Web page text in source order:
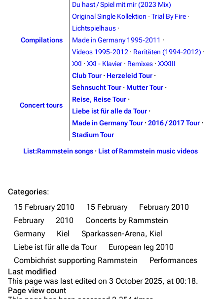
Merchandise
Emigrate
Discography
Videography
Song list
Merchandise
Lindemann
Information
Discography
Videography
Song list
Tour dates
Discography
Videography
Song list
Tour dates
Merchandise
Discography
Videography
Song list
Purge
Du hast / Spiel mit mir (2023 Mix)
Compilations
Original Single Kollektion · Trial By Fire ·
Lichtspielhaus ·
Made in Germany 1995-2011 ·
Videos 1995-2012 · Raritäten (1994-2012) ·
XXI · XXI - Klavier · Remixes · XXXIII
Concert tours
Club Tour · Herzeleid Tour ·
Sehnsucht Tour · Mutter Tour ·
Reise, Reise Tour ·
Liebe ist für alle da Tour ·
Made in Germany Tour · 2016 / 2017 Tour ·
Stadium Tour
List:Rammstein songs · List of Rammstein music videos
Categories:
15 February 2010
15 February
February 2010
February
2010
Concerts by Rammstein
Germany
Kiel
Sparkassen-Arena, Kiel
Liebe ist für alle da Tour
European leg 2010
Combichrist supporting Rammstein
Performances
Last modified
This page was last edited on 3 October 2025, at 00:18.
Page view count